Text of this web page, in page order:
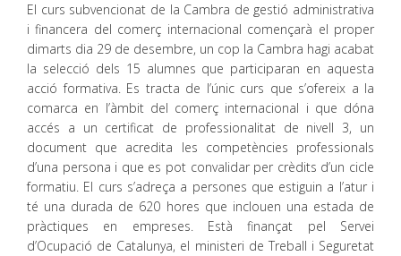
El curs subvencionat de la Cambra de gestió administrativa
i financera del comerç internacional començarà el proper
dimarts dia 29 de desembre, un cop la Cambra hagi acabat
la selecció dels 15 alumnes que participaran en aquesta
acció formativa. Es tracta de l’únic curs que s’ofereix a la
comarca en l’àmbit del comerç internacional i que dóna
accés a un certificat de professionalitat de nivell 3, un
document que acredita les competències professionals
d’una persona i que es pot convalidar per crèdits d’un cicle
formatiu. El curs s’adreça a persones que estiguin a l’atur i
té una durada de 620 hores que inclouen una estada de
pràctiques en empreses. Està finançat pel Servei
d’Ocupació de Catalunya, el ministeri de Treball i Seguretat